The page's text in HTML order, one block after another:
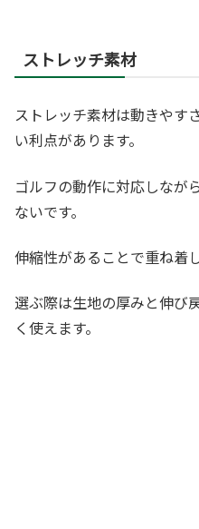
ストレッチ素材
ストレッチ素材は動きやす
い利点があります。
ゴルフの動作に対応しなが
ないです。
伸縮性があることで重ね着
選ぶ際は生地の厚みと伸び
く使えます。